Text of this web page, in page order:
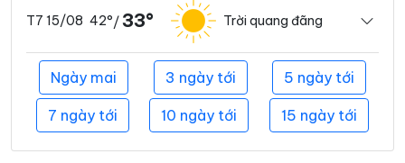
T7 15/08 42°/ 33° Trời quang đãng
Ngày mai 3 ngày tới 5 ngày tới
7 ngày tới 10 ngày tới 15 ngày tới